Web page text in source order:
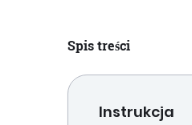
Spis treści
Instrukcja